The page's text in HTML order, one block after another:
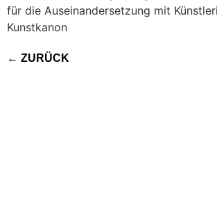
für die Auseinandersetzung mit
Kunstkanon
← ZURÜCK